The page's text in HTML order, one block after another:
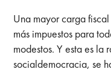
Una mayor carga
más impuestos para
modestos. Y esta es
socialdemocracia, se